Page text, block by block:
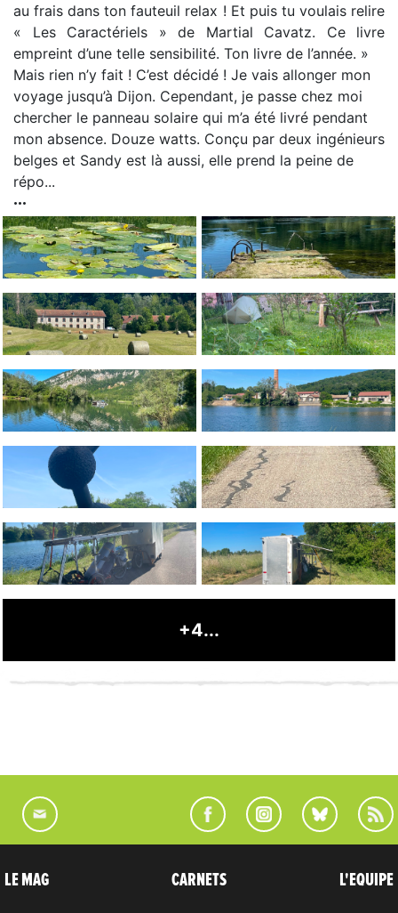
au frais dans ton fauteuil relax ! Et puis tu voulais relire
« Les Caractériels » de Martial Cavatz. Ce livre
empreint d’une telle sensibilité. Ton livre de l’année. »
Mais rien n’y fait ! C’est décidé ! Je vais allonger mon
voyage jusqu’à Dijon. Cependant, je passe chez moi
chercher le panneau solaire qui m’a été livré pendant
mon absence. Douze watts. Conçu par deux ingénieurs
belges et Sandy est là aussi, elle prend la peine de
répo...
+4...
LE MAG CARNETS L'EQUIPE